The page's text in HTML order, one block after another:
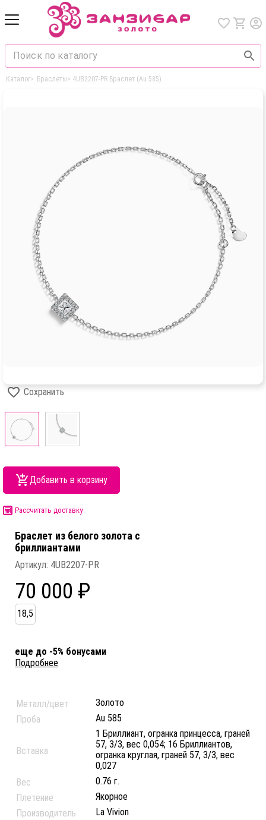
Каталог> Браслеты> 4UB2207-PR Браслет (Au 585)
Сохранить
Добавить в корзину
Рассчитать доставку
Браслет из белого золота c
бриллиантами
Артикул: 4UB2207-PR
70 000 ₽
18,5
еще до -5% бонусами
Подробнее
Металл/цвет
Золото
Проба
Au 585
Вставка
1 Бриллиант, огранка принцесса, граней
57, 3/3, вес 0,054; 16 Бриллиантов,
огранка круглая, граней 57, 3/3, вес
0,027
Вес
0.76 г.
Плетение
Якорное
Производитель
La Vivion